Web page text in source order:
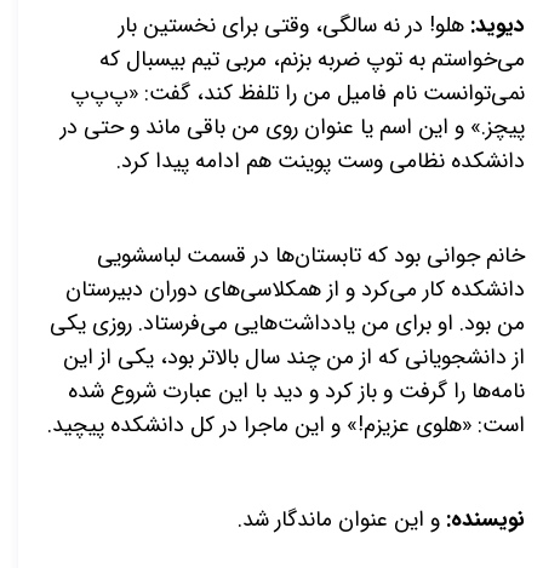
دیوید: هلو! در نه سالگی، وقتی برای نخستین بار
می‌خواستم به توپ ضربه بزنم، مربی تیم بیسبال که
نمی‌توانست نام فامیل من را تلفظ کند، گفت: «پ‌پ‌پ
پیچز.» و این اسم یا عنوان روی من باقی ماند و حتی در
دانشکده نظامی وست پوینت هم ادامه پیدا کرد.
خانم جوانی بود که تابستان‌ها در قسمت لباسشویی
دانشکده کار می‌کرد و از همکلاسی‌های دوران دبیرستان
من بود. او برای من یادداشت‌هایی می‌فرستاد. روزی یکی
از دانشجویانی که از من چند سال بالاتر بود، یکی از این
نامه‌ها را گرفت و باز کرد و دید با این عبارت شروع شده
است: «هلوی عزیزم!» و این ماجرا در کل دانشکده پیچید.
نویسنده: و این عنوان ماندگار شد.